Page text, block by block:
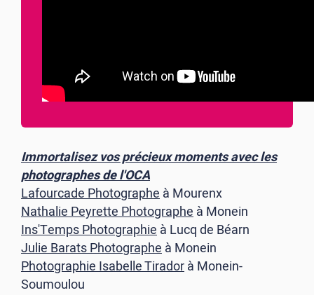
Immortalisez vos précieux moments avec les
photographes de l'OCA
Lafourcade Photographeà Mourenx
Nathalie Peyrette Photographeà Monein
Ins'Temps Photographieà Lucq de Béarn
Julie Barats Photographeà Monein
Photographie Isabelle Tiradorà Monein-
Soumoulou